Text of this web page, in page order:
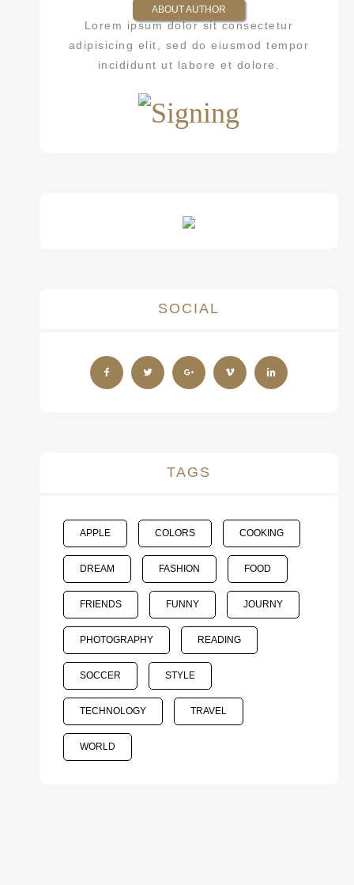
ABOUT AUTHOR
Lorem ipsum dolor sit consectetur
adipisicing elit, sed do eiusmod tempor
incididunt ut labore et dolore.
SOCIAL
TAGS
APPLE COLORS COOKING
DREAM FASHION FOOD
FRIENDS FUNNY JOURNY
PHOTOGRAPHY READING
SOCCER STYLE
TECHNOLOGY TRAVEL
WORLD